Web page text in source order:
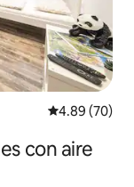
Calificación
4.89 (70)
con aire